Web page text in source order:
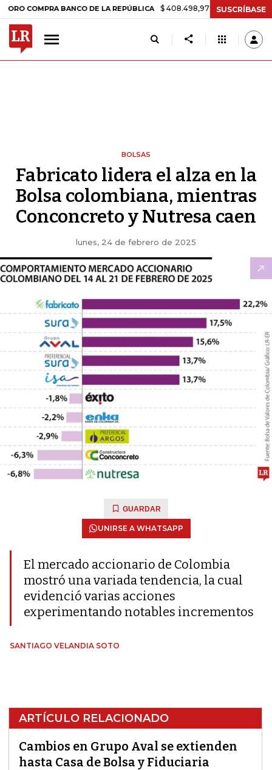
BANCO DE LA REPÚBLICA $ 408.498,97 +$ 8.753,81 +2,19%
SUSCRÍBASE
BOLSAS
Fabricato lidera el alza en la
Bolsa colombiana, mientras
Conconcreto y Nutresa caen
lunes, 24 de febrero de 2025
GUARDAR
UNIRSE A WHATSAPP
El mercado accionario de Colombia
mostró una variada tendencia, la cual
evidenció varias acciones
experimentando notables incrementos
SANTIAGO VELANDIA SOTO
ARTÍCULO RELACIONADO
Cambios en Grupo Aval se extienden
hasta Casa de Bolsa y Fiduciaria